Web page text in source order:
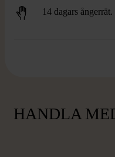
14 dagars ångerrät.
HANDLA